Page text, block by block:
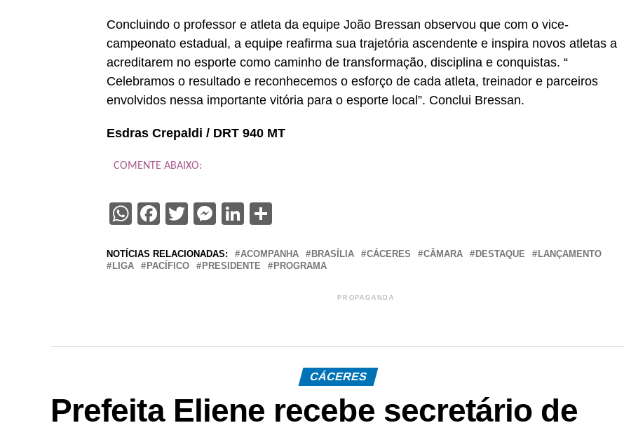
Concluindo o professor e atleta da equipe João Bressan observou que com o vice-
campeonato estadual, a equipe reafirma sua trajetória ascendente e inspira novos atletas a
acreditarem no esporte como caminho de transformação, disciplina e conquistas. “
Celebramos o resultado e reconhecemos o esforço de cada atleta, treinador e parceiros
envolvidos nessa importante vitória para o esporte local”. Conclui Bressan.
Esdras Crepaldi / DRT 940 MT
COMENTE ABAIXO:
WhatsApp
Facebook
Twitter
Messenger
LinkedIn
NOTÍCIAS RELACIONADAS: ACOMPANHA BRASÍLIA CÁCERES CÂMARA DESTAQUE
LANÇAMENTO
LIGA
PACÍFICO PRESIDENTE PROGRAMA
PROPAGANDA
CÁCERES
Prefeita Eliene recebe secretário de